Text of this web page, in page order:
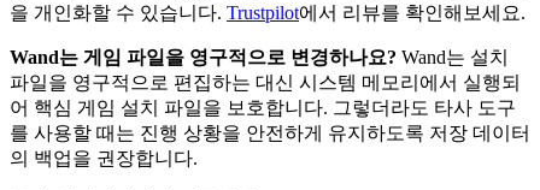
을 개인화할 수 있습니다. Trustpilot에서 리뷰를 확인해보세요.
Wand는 게임 파일을 영구적으로 변경하나요? Wand는 설치
파일을 영구적으로 편집하는 대신 시스템 메모리에서 실행되
어 핵심 게임 설치 파일을 보호합니다. 그렇더라도 타사 도구
를 사용할 때는 진행 상황을 안전하게 유지하도록 저장 데이터
의 백업을 권장합니다.